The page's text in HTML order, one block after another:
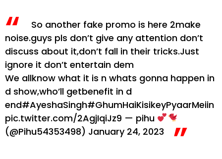
So another fake promo is here 2make
noise.guys pls don’t give any attention don’t
discuss about it,don’t fall in their tricks.Just
ignore it don’t entertain dem
We allknow what it is n whats gonna happen in
d show,who’ll getbenefit in d
end#AyeshaSingh#GhumHaiKisikeyPyaarMeiin
pic.twitter.com/2AgjIqiJz9 — pihu
(@Pihu54353498) January 24, 2023